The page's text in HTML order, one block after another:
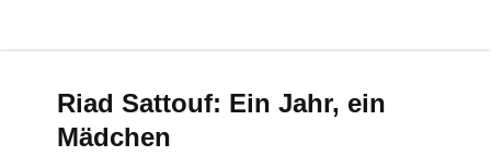
Riad Sattouf: Ein Jahr, ein
Mädchen